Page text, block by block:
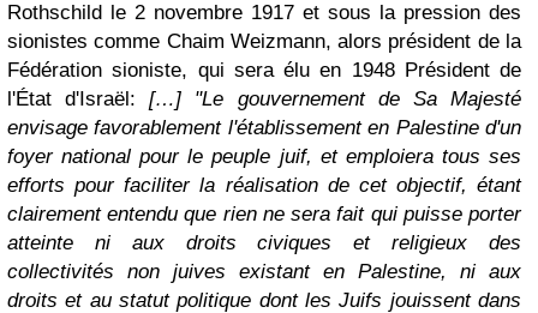
Rothschild le 2 novembre 1917 et sous la pression des
sionistes comme Chaim Weizmann, alors président de la
Fédération sioniste, qui sera élu en 1948 Président de
l'État d'Israël:[…] "Le gouvernement de Sa Majesté
envisage favorablement l'établissement en Palestine d'un
foyer national pour le peuple juif, et emploiera tous ses
efforts pour faciliter la réalisation de cet objectif, étant
clairement entendu que rien ne sera fait qui puisse porter
atteinte ni aux droits civiques et religieux des
collectivités non juives existant en Palestine, ni aux
droits et au statut politique dont les Juifs jouissent dans